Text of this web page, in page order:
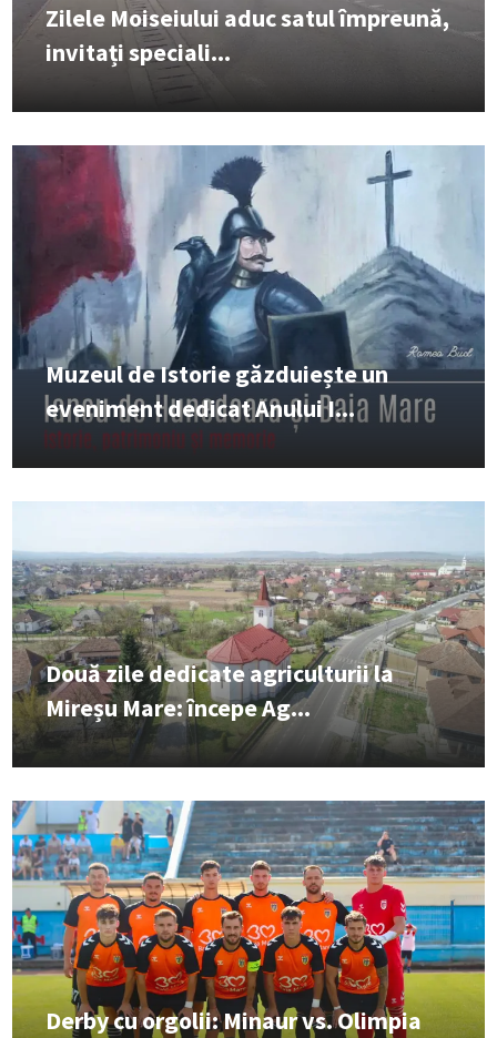
Zilele Moiseiului aduc satul împreună,
invitați speciali...
Muzeul de Istorie găzduiește un
eveniment dedicat Anului I...
Două zile dedicate agriculturii la
Mireșu Mare: începe Ag...
Derby cu orgolii: Minaur vs. Olimpia